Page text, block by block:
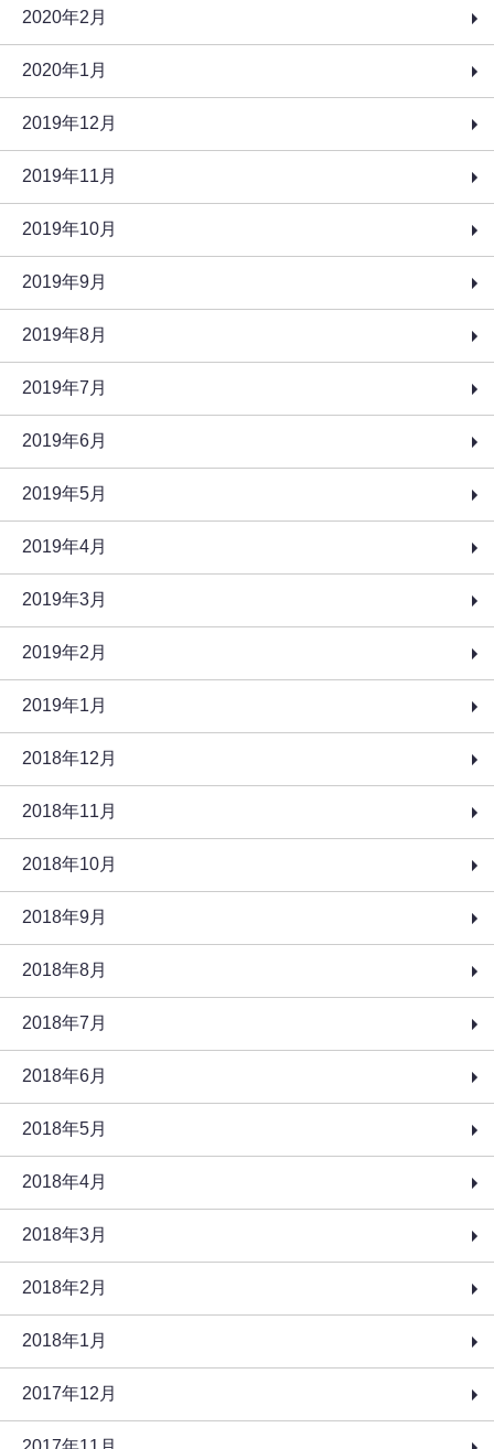
2020年2月
2020年1月
2019年12月
2019年11月
2019年10月
2019年9月
2019年8月
2019年7月
2019年6月
2019年5月
2019年4月
2019年3月
2019年2月
2019年1月
2018年12月
2018年11月
2018年10月
2018年9月
2018年8月
2018年7月
2018年6月
2018年5月
2018年4月
2018年3月
2018年2月
2018年1月
2017年12月